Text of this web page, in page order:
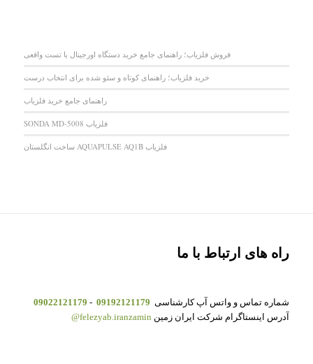
فروش فلزیاب؛ راهنمای جامع خرید دستگاه اورجینال با تست واقعی
خرید فلزیاب؛ راهنمای کوتاه و سئو شده برای انتخاب درست
راهنمای جامع خرید فلزیاب
فلزیاب SONDA MD-5008
فلزیاب AQUAPULSE AQ1B ساخت انگلستان
راه های ارتباط با ما
شماره تماس و واتس آپ کارشناسی 09192121179
-
09022121179
آدرس اینستاگرام شرکت ایران زمین felezyab.iranzamin@